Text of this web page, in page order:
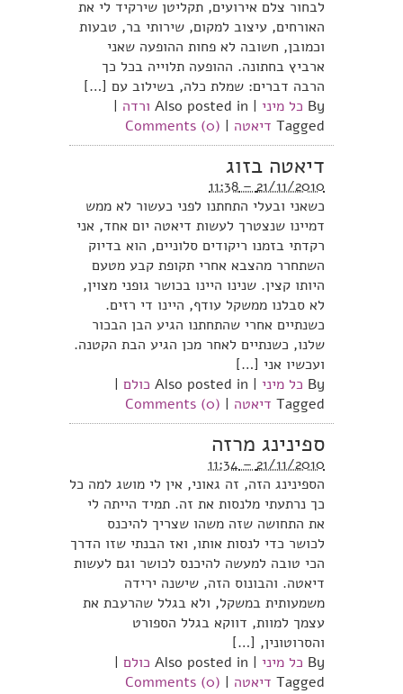
לבחור צלם אירועים, תקליטן שירקיד לי את
האורחים, עיצוב למקום, שירותי בר, טבעות
וכמובן, חשובה לא פחות ההופעה שאני
ארביץ בחתונה. ההופעה תלוייה בכל כך
הרבה דברים: שמלת כלה, בשילוב עם […]
By כל מיני |
Also posted in ורדה |
Tagged דיאטה |
Comments (0)
דיאטה בזוג
21/11/2010 – 11:38
כשאני ובעלי התחתנו לפני כעשור לא ממש
דמיינו שנצטרך לעשות דיאטה יום אחד, אני
רקדתי בזמנו ריקודים סלוניים, הוא בדיוק
השתחרר מהצבא אחרי תקופת קבע מטעם
היותו קצין. שנינו היינו בכושר גופני מצוין,
לא סבלנו ממשקל עודף, היינו די רזים.
כשנתיים אחרי שהתחתנו הגיע הבן הבכור
שלנו, כשנתיים לאחר מכן הגיע הבת הקטנה.
ועכשיו אני […]
By כל מיני |
Also posted in כולם |
Tagged דיאטה |
Comments (0)
ספינינג מרזה
21/11/2010 – 11:34
הספינינג הזה, זה גאוני, אין לי מושג למה כל
כך נרתעתי מלנסות את זה. תמיד הייתה לי
את התחושה שזה משהו שצריך להיכנס
לכושר כדי לנסות אותו, ואז הבנתי שזו הדרך
הכי טובה למעשה להיכנס לכושר וגם לעשות
דיאטה. והבונוס הזה, שישנה ירידה
משמעותית במשקל, ולא בגלל שהרעבת את
עצמך למוות, דווקא בגלל הספורט
והסרוטונין, […]
By כל מיני |
Also posted in כולם |
Tagged דיאטה |
Comments (0)